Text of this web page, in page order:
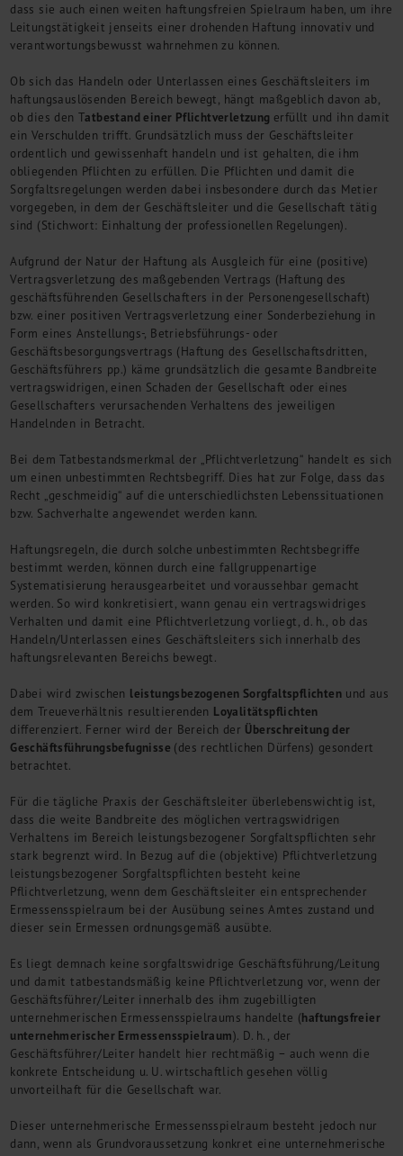
dass sie auch einen weiten haftungsfreien Spielraum haben, um ihre
Leitungstätigkeit jenseits einer drohenden Haftung innovativ und
verantwortungsbewusst wahrnehmen zu können.
Ob sich das Handeln oder Unterlassen eines Geschäftsleiters im
haftungsauslösenden Bereich bewegt, hängt maßgeblich davon ab,
ob dies den Tatbestand einer Pflichtverletzung erfüllt und ihn damit
ein Verschulden trifft. Grundsätzlich muss der Geschäftsleiter
ordentlich und gewissenhaft handeln und ist gehalten, die ihm
obliegenden Pflichten zu erfüllen. Die Pflichten und damit die
Sorgfaltsregelungen werden dabei insbesondere durch das Metier
vorgegeben, in dem der Geschäftsleiter und die Gesellschaft tätig
sind (Stichwort: Einhaltung der professionellen Regelungen).
Aufgrund der Natur der Haftung als Ausgleich für eine (positive)
Vertragsverletzung des maßgebenden Vertrags (Haftung des
geschäftsführenden Gesellschafters in der Personengesellschaft)
bzw. einer positiven Vertragsverletzung einer Sonderbeziehung in
Form eines Anstellungs-, Betriebsführungs- oder
Geschäftsbesorgungsvertrags (Haftung des Gesellschaftsdritten,
Geschäftsführers pp.) käme grundsätzlich die gesamte Bandbreite
vertragswidrigen, einen Schaden der Gesellschaft oder eines
Gesellschafters verursachenden Verhaltens des jeweiligen
Handelnden in Betracht.
Bei dem Tatbestandsmerkmal der „Pflichtverletzung“ handelt es sich
um einen unbestimmten Rechtsbegriff. Dies hat zur Folge, dass das
Recht „geschmeidig“ auf die unterschiedlichsten Lebenssituationen
bzw. Sachverhalte angewendet werden kann.
Haftungsregeln, die durch solche unbestimmten Rechtsbegriffe
bestimmt werden, können durch eine fallgruppenartige
Systematisierung herausgearbeitet und voraussehbar gemacht
werden. So wird konkretisiert, wann genau ein vertragswidriges
Verhalten und damit eine Pflichtverletzung vorliegt, d. h., ob das
Handeln/Unterlassen eines Geschäftsleiters sich innerhalb des
haftungsrelevanten Bereichs bewegt.
Dabei wird zwischen leistungsbezogenen Sorgfaltspflichten und aus
dem Treueverhältnis resultierenden Loyalitätspflichten
differenziert. Ferner wird der Bereich der Überschreitung der
Geschäftsführungsbefugnisse (des rechtlichen Dürfens) gesondert
betrachtet.
Für die tägliche Praxis der Geschäftsleiter überlebenswichtig ist,
dass die weite Bandbreite des möglichen vertragswidrigen
Verhaltens im Bereich leistungsbezogener Sorgfaltspflichten sehr
stark begrenzt wird. In Bezug auf die (objektive) Pflichtverletzung
leistungsbezogener Sorgfaltspflichten besteht keine
Pflichtverletzung, wenn dem Geschäftsleiter ein entsprechender
Ermessensspielraum bei der Ausübung seines Amtes zustand und
dieser sein Ermessen ordnungsgemäß ausübte.
Es liegt demnach keine sorgfaltswidrige Geschäftsführung/Leitung
und damit tatbestandsmäßig keine Pflichtverletzung vor, wenn der
Geschäftsführer/Leiter innerhalb des ihm zugebilligten
unternehmerischen Ermessensspielraums handelte (haftungsfreier
unternehmerischer Ermessensspielraum). D. h., der
Geschäftsführer/Leiter handelt hier rechtmäßig – auch wenn die
konkrete Entscheidung u. U. wirtschaftlich gesehen völlig
unvorteilhaft für die Gesellschaft war.
Dieser unternehmerische Ermessensspielraum besteht jedoch nur
dann, wenn als Grundvoraussetzung konkret eine unternehmerische